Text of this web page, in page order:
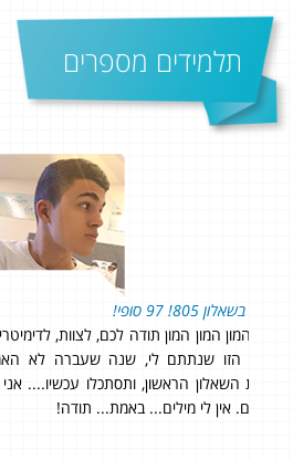
תלמידים מספרים
של 97
עשיתי את הבחירה הנכונה שבחרתי
את כל הלמידה בצורה נוחה מהבית
שיש, הרבה בזכות דימה שהיה זמין